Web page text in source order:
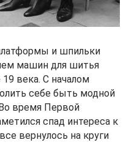
и шпильки
машин для шитья
века. С началом
себе быть модной
время Первой
спад интереса к
вернулось на круги